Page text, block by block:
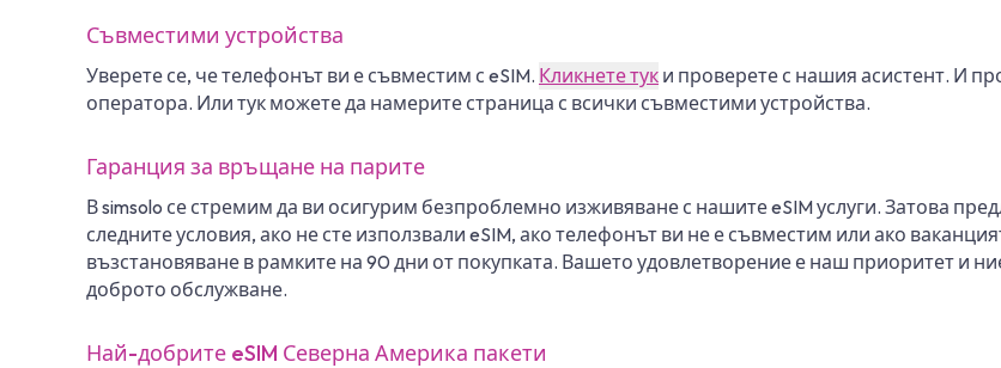
Съвместими устройства
Уверете се, че телефонът ви е съвместим с eSIM. Кликнете тук и проверете с нашия асистент. И
оператора. Или тук можете да намерите страница с всички съвместими устройства.
Гаранция за връщане на парите
В simsolo се стремим да ви осигурим безпроблемно изживяване с нашите eSIM услуги. Затова
следните условия, ако не сте използвали eSIM, ако телефонът ви не е съвместим или ако
възстановяване в рамките на 90 дни от покупката. Вашето удовлетворение е наш приоритет и
доброто обслужване.
Най-добрите eSIM Северна Америка пакети